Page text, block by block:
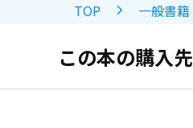
TOP 一般書籍
この本の購入先